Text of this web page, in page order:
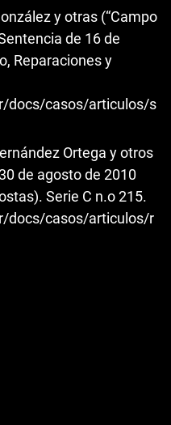
y otras (“Campo
de 16 de
Reparaciones y
docs/casos/articulos/s
Ortega y otros
de agosto de 2010
Serie C n.o 215.
docs/casos/articulos/r